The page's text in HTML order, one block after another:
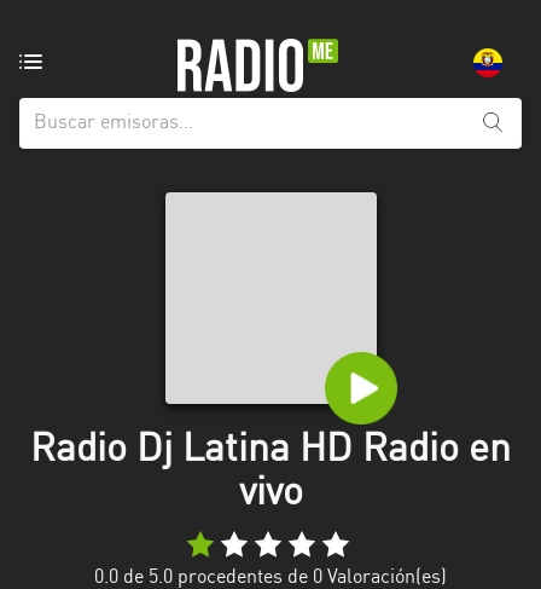
de
radio
Chimborazo
Esmeraldas
Radio Dj Latina HD Radio en
vivo
0.0 de 5.0 procedentes de 0 Valoración(es)